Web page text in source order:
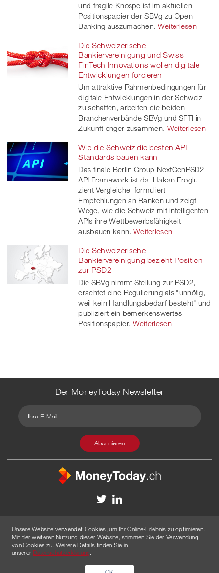
und fragile Knospe ist im aktuellen
Positionspapier der SBVg zu Open
Banking auszumachen. Weiterlesen
Die Schweizerische
Bankiervereinigung und Swiss
FinTech Innovations wollen digitale
Entwicklungen forcieren
Um attraktive Rahmenbedingungen für
digitale Entwicklungen in der Schweiz
zu schaffen, arbeiten die beiden
Branchenverbände SBVg und SFTI in
Zukunft enger zusammen. Weiterlesen
Wie die Schweiz die besten API
Standards bauen kann
Das finale Berlin Group NextGenPSD2
API Framework ist da. Hakan Eroglu
zieht Vergleiche, formuliert
Empfehlungen an Banken und zeigt
Wege, wie die Schweiz mit intelligenten
APIs ihre Wettbewerbsfähigkeit
ausbauen kann. Weiterlesen
Die Schweizerische
Bankiervereinigung bezieht Position
zur PSD2
Die SBVg nimmt Stellung zur PSD2,
erachtet eine Regulierung als "unnötig,
weil kein Handlungsbedarf besteht" und
publiziert ein bemerkenswertes
Positionspapier. Weiterlesen
Der MoneyToday Newsletter
Disclaimer
Werbung
© 2026 Created byAGENTUR AM WASSER
Unsere Website verwendet Cookies, um Ihr Online-Erlebnis zu optimieren.
Mit der weiteren Nutzung dieser Website, stimmen Sie der Verwendung
von Cookies zu. Weitere Details finden Sie in
unserer Datenschutzerklärung.